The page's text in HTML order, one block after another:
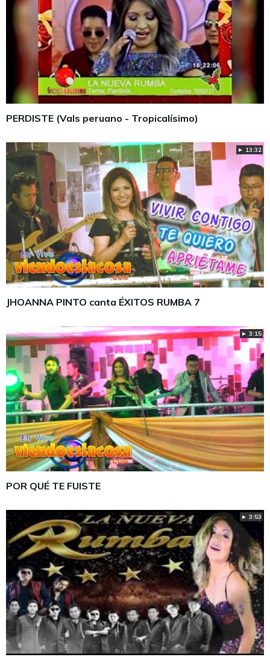
PERDISTE (Vals peruano - Tropicalísimo)
► 13:32
JHOANNA PINTO canta ÉXITOS RUMBA 7
► 3:15
POR QUÉ TE FUISTE
► 3:53